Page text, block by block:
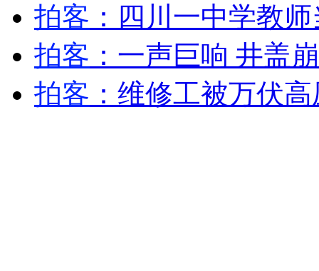
拍客 ：四川一中学教
拍客 ：一声巨响 井盖
拍客 ：维修工被万伏